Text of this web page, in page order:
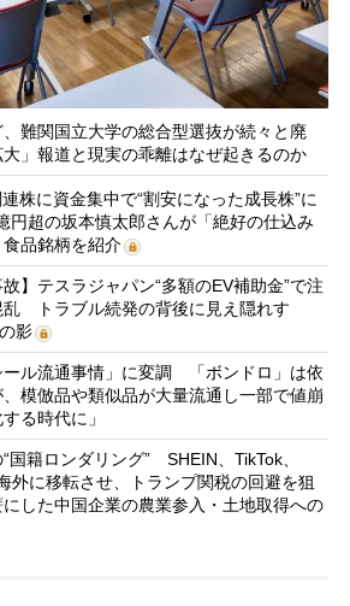
難関国立大学の総合型選抜が続々と廃
」報道と現実の乖離はなぜ起きるのか
株に資金集中で“割安になった成長株”に
超の坂本慎太郎さんが「絶好の仕込み
品銘柄を紹介
故】テスラジャパン“多額のEV補助金”で注
乱 トラブル続発の背後に見え隠れす
影
ール流通事情」に変調 「ボンドロ」は依
模倣品や類似品が大量流通し一部で値崩
る時代に」
国籍ロンダリング” SHEIN、TikTok、
外に移転させ、トランプ関税の回避を狙
した中国企業の農業参入・土地取得への